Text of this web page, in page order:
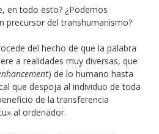
en todo esto? ¿Podemos
precursor del transhumanismo?
del hecho de que la palabra
a realidades muy diversas, que
) de lo humano hasta
que despoja al individuo de toda
de la transferencia
al ordenador.